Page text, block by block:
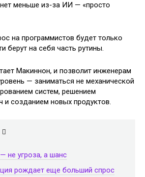
меньше из-за ИИ — «просто
на программистов будет только
берут на себя часть рутины.
Макиннон, и позволит инженерам
— заниматься не механической
систем, решением
и созданием новых продуктов.
не угроза, а шанс
рождает еще больший спрос